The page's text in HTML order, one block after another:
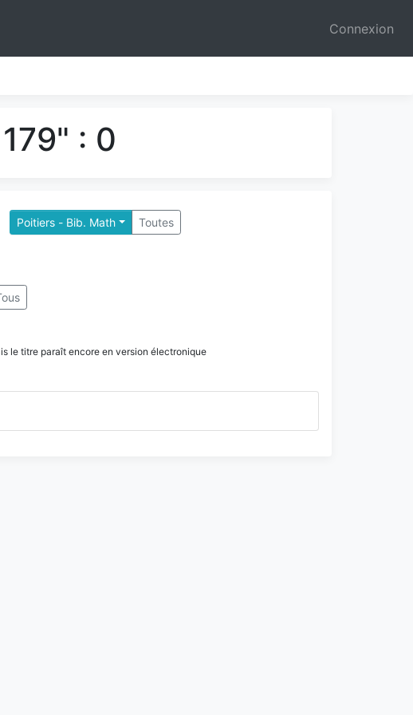
Connexion
: 0
Poitiers - Bib. Math Toutes
le titre paraît encore en version électronique